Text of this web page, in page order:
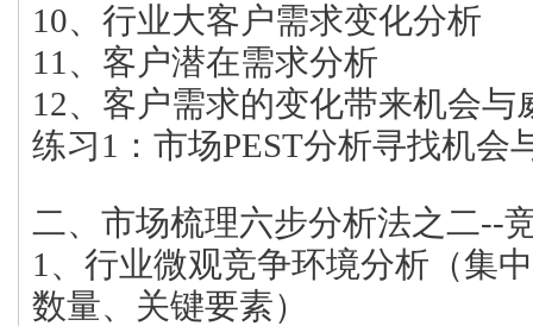
10、行业大客户需求变化分析
11、客户潜在需求分析
12、客户需求的变化带来机会与
练习1：市场PEST分析寻找机会
二、市场梳理六步分析法之二--
1、行业微观竞争环境分析（集
数量、关键要素）